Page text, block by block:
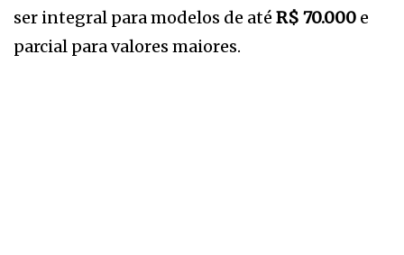
ser integral para modelos de até R$ 70.000 e
parcial para valores maiores.